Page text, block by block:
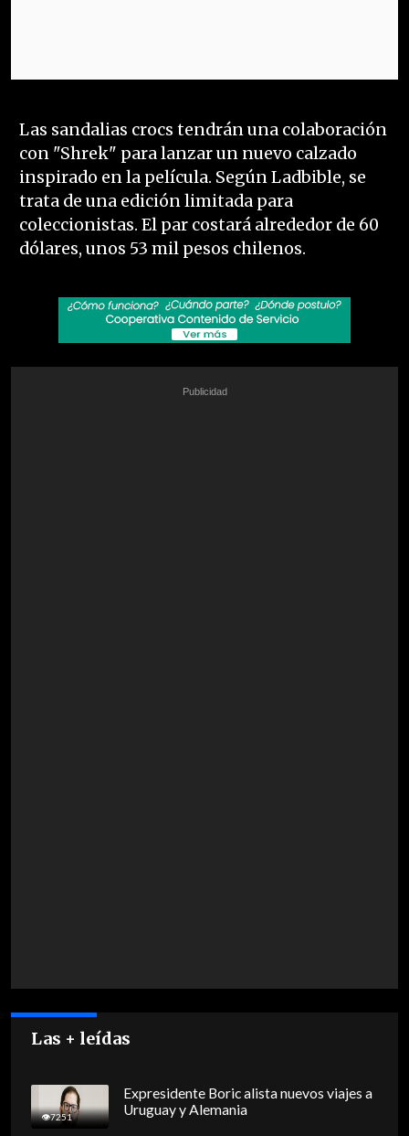
Las sandalias crocs tendrán una colaboración
con "Shrek" para lanzar un nuevo calzado
inspirado en la película. Según Ladbible, se
trata de una edición limitada para
coleccionistas. El par costará alrededor de 60
dólares, unos 53 mil pesos chilenos.
Las + leídas
7251
Expresidente Boric alista nuevos viajes a
Uruguay y Alemania